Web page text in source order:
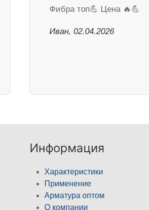
Фибра топ💪 Цена 🔥💪
Иван, 02.04.2026
Информация
Характеристики
Применение
Арматура оптом
О компании